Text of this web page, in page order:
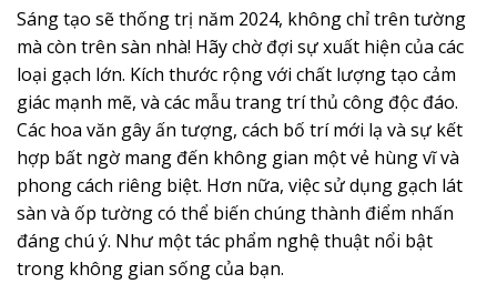
Sáng tạo sẽ thống trị năm 2024, không chỉ trên tường
mà còn trên sàn nhà! Hãy chờ đợi sự xuất hiện của các
loại gạch lớn. Kích thước rộng với chất lượng tạo cảm
giác mạnh mẽ, và các mẫu trang trí thủ công độc đáo.
Các hoa văn gây ấn tượng, cách bố trí mới lạ và sự kết
hợp bất ngờ mang đến không gian một vẻ hùng vĩ và
phong cách riêng biệt. Hơn nữa, việc sử dụng gạch lát
sàn và ốp tường có thể biến chúng thành điểm nhấn
đáng chú ý. Như một tác phẩm nghệ thuật nổi bật
trong không gian sống của bạn.